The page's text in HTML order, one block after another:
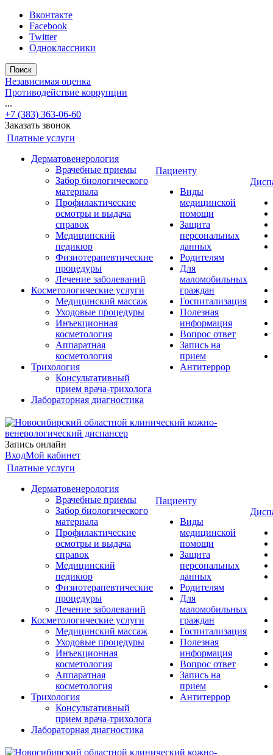
Вконтакте
Facebook
Twitter
Одноклассники
Поиск
Независимая оценка
Противодействие коррупции
...
+7 (383) 363-06-60
Заказать звонок
Платные услуги
Дерматовенерология
Врачебные приемы
Забор биологического
материала
Профилактические
осмотры и выдача
справок
Медицинский
педикюр
Физиотерапевтические
процедуры
Лечение заболеваний
Косметологические услуги
Медицинский массаж
Уходовые процедуры
Инъекционная
косметология
Аппаратная
косметология
Трихология
Консультативный
прием врача-трихолога
Лабораторная диагностика
Пациенту
Виды
медицинской
помощи
Защита
персональных
данных
Родителям
Для
маломобильных
граждан
Госпитализация
Полезная
информация
Вопрос ответ
Запись на
прием
Антитеррор
Запись онлайн
ВходМой кабинет
Платные услуги
Дерматовенерология
Врачебные приемы
Забор биологического
материала
Профилактические
осмотры и выдача
справок
Медицинский
педикюр
Физиотерапевтические
процедуры
Лечение заболеваний
Косметологические услуги
Медицинский массаж
Уходовые процедуры
Инъекционная
косметология
Аппаратная
косметология
Трихология
Консультативный
прием врача-трихолога
Лабораторная диагностика
Пациенту
Виды
медицинской
помощи
Защита
персональных
данных
Родителям
Для
маломобильных
граждан
Госпитализация
Полезная
информация
Вопрос ответ
Запись на
прием
Антитеррор